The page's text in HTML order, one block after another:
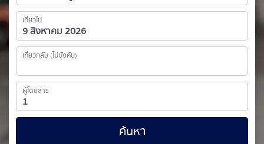
เที่ยวไป
เที่ยวกลับ (ไม่บังคับ)
ผู้โดยสาร
ค้นหา